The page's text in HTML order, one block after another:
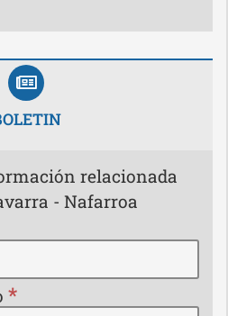
relacionada
- Nafarroa
*